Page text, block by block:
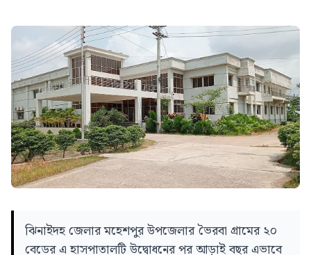
ঝিনাইদহ জেলার মহেশপুর উপজেলার ভৈরবা গ্রামের ২০
বেডের এ হাসপাতালটি উদ্বোধনের পর আড়াই বছর এভাবে